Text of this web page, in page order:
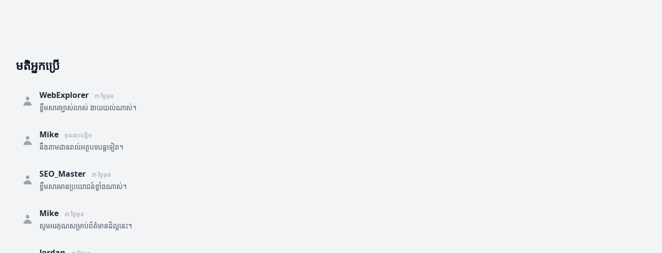
មតិអ្នកប្រើ
WebExplorer ៣ ថ្ងៃមុន
ខ្លឹមសារច្បាស់លាស់ ងាយយល់ណាស់។
Mike មុននេះបន្តិច
នឹងតាមដានរាល់អត្ថបទបន្តទៀត។
SEO_Master ៣ ថ្ងៃមុន
ខ្លឹមសារមានប្រយោជន៍ខ្លាំងណាស់។
Mike ៣ ថ្ងៃមុន
សូមអរគុណសម្រាប់ព័ត៌មានដ៏ល្អនេះ។